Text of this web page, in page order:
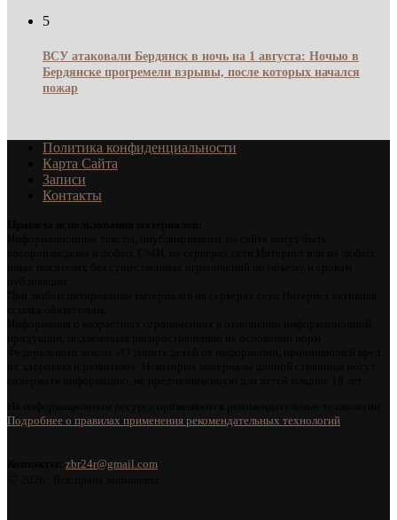
5
ВСУ атаковали Бердянск в ночь на 1 августа: Ночью в
Бердянске прогремели взрывы, после которых начался
пожар
Политика конфиденциальности
Карта Сайта
Записи
Контакты
Подробнее о правилах применения рекомендательных технологий
zbr24r@gmail.com